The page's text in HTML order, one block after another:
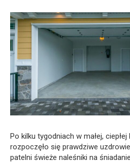
Po kilku tygodniach w małej,
rozpoczęło się prawdziwe
patelni świeże naleśniki na